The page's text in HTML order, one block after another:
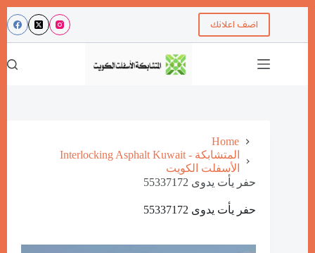
اضف اعلانك
Home
Interlocking Asphalt Kuwait - المتشابكة
الأسفلت الكويت
حفر يأت يدوى 55337172
حفر يأت يدوى 55337172